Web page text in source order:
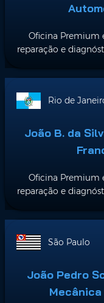
Oficina Premium
reparação e
Rio de
João B. da
Oficina Premium
reparação e
São Paulo
João Pedro